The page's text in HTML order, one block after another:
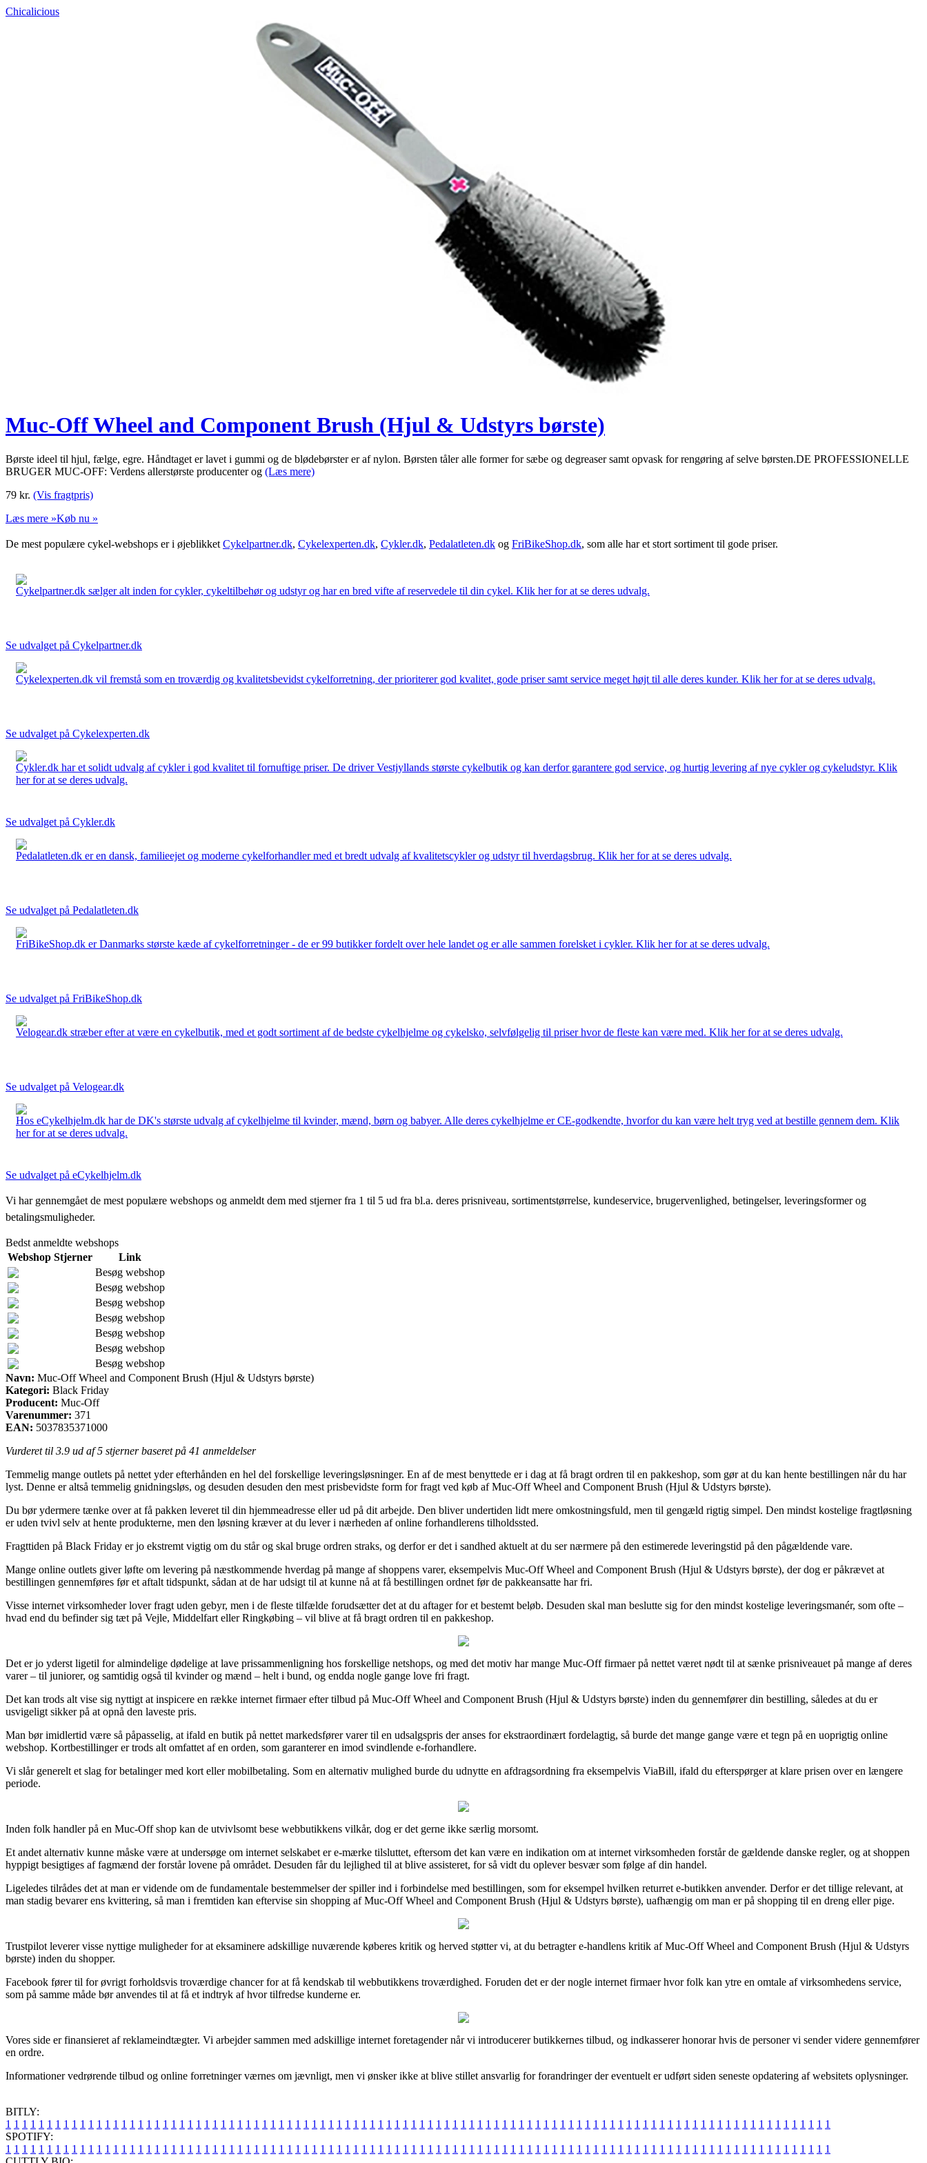
Chicalicious
Muc-Off Wheel and Component Brush (Hjul & Udstyrs børste)
Børste ideel til hjul, fælge, egre. Håndtaget er lavet i gummi og de blødebørster er af nylon. Børsten tåler alle former for sæbe og degreaser samt opvask for rengøring af selve børsten.DE PROFESSIONELLE
BRUGER MUC-OFF: Verdens allerstørste producenter og (Læs mere)
79 kr. (Vis fragtpris)
Læs mere »Køb nu »
De mest populære cykel-webshops er i øjeblikket Cykelpartner.dk, Cykelexperten.dk, Cykler.dk, Pedalatleten.dk og FriBikeShop.dk, som alle har et stort sortiment til gode priser.
Cykelpartner.dk sælger alt inden for cykler, cykeltilbehør og udstyr og har en bred vifte af reservedele til din cykel. Klik her for at se deres udvalg.
Se udvalget på Cykelpartner.dk
Cykelexperten.dk vil fremstå som en troværdig og kvalitetsbevidst cykelforretning, der prioriterer god kvalitet, gode priser samt service meget højt til alle deres kunder. Klik her for at se deres udvalg.
Se udvalget på Cykelexperten.dk
Cykler.dk har et solidt udvalg af cykler i god kvalitet til fornuftige priser. De driver Vestjyllands største cykelbutik og kan derfor garantere god service, og hurtig levering af nye cykler og cykeludstyr. Klik
her for at se deres udvalg.
Se udvalget på Cykler.dk
Pedalatleten.dk er en dansk, familieejet og moderne cykelforhandler med et bredt udvalg af kvalitetscykler og udstyr til hverdagsbrug. Klik her for at se deres udvalg.
Se udvalget på Pedalatleten.dk
FriBikeShop.dk er Danmarks største kæde af cykelforretninger - de er 99 butikker fordelt over hele landet og er alle sammen forelsket i cykler. Klik her for at se deres udvalg.
Se udvalget på FriBikeShop.dk
Velogear.dk stræber efter at være en cykelbutik, med et godt sortiment af de bedste cykelhjelme og cykelsko, selvfølgelig til priser hvor de fleste kan være med. Klik her for at se deres udvalg.
Se udvalget på Velogear.dk
Hos eCykelhjelm.dk har de DK's største udvalg af cykelhjelme til kvinder, mænd, børn og babyer. Alle deres cykelhjelme er CE-godkendte, hvorfor du kan være helt tryg ved at bestille gennem dem. Klik
her for at se deres udvalg.
Se udvalget på eCykelhjelm.dk
Vi har gennemgået de mest populære webshops og anmeldt dem med stjerner fra 1 til 5 ud fra bl.a. deres prisniveau, sortimentstørrelse, kundeservice, brugervenlighed, betingelser, leveringsformer og
betalingsmuligheder.
Bedst anmeldte webshops
Webshop Stjerner
Link
Besøg webshop
Besøg webshop
Besøg webshop
Besøg webshop
Besøg webshop
Besøg webshop
Besøg webshop
Navn: Muc-Off Wheel and Component Brush (Hjul & Udstyrs børste)
Kategori: Black Friday
Producent: Muc-Off
Varenummer: 371
EAN: 5037835371000
Vurderet til 3.9 ud af 5 stjerner baseret på 41 anmeldelser
Temmelig mange outlets på nettet yder efterhånden en hel del forskellige leveringsløsninger. En af de mest benyttede er i dag at få bragt ordren til en pakkeshop, som gør at du kan hente bestillingen når du har
lyst. Denne er altså temmelig gnidningsløs, og desuden desuden den mest prisbevidste form for fragt ved køb af Muc-Off Wheel and Component Brush (Hjul & Udstyrs børste).
Du bør ydermere tænke over at få pakken leveret til din hjemmeadresse eller ud på dit arbejde. Den bliver undertiden lidt mere omkostningsfuld, men til gengæld rigtig simpel. Den mindst kostelige fragtløsning
er uden tvivl selv at hente produkterne, men den løsning kræver at du lever i nærheden af online forhandlerens tilholdssted.
Fragttiden på Black Friday er jo ekstremt vigtig om du står og skal bruge ordren straks, og derfor er det i sandhed aktuelt at du ser nærmere på den estimerede leveringstid på den pågældende vare.
Mange online outlets giver løfte om levering på næstkommende hverdag på mange af shoppens varer, eksempelvis Muc-Off Wheel and Component Brush (Hjul & Udstyrs børste), der dog er påkrævet at
bestillingen gennemføres før et aftalt tidspunkt, sådan at de har udsigt til at kunne nå at få bestillingen ordnet før de pakkeansatte har fri.
Visse internet virksomheder lover fragt uden gebyr, men i de fleste tilfælde forudsætter det at du aftager for et bestemt beløb. Desuden skal man beslutte sig for den mindst kostelige leveringsmanér, som ofte –
hvad end du befinder sig tæt på Vejle, Middelfart eller Ringkøbing – vil blive at få bragt ordren til en pakkeshop.
Det er jo yderst ligetil for almindelige dødelige at lave prissammenligning hos forskellige netshops, og med det motiv har mange Muc-Off firmaer på nettet været nødt til at sænke prisniveauet på mange af deres
varer – til juniorer, og samtidig også til kvinder og mænd – helt i bund, og endda nogle gange love fri fragt.
Det kan trods alt vise sig nyttigt at inspicere en række internet firmaer efter tilbud på Muc-Off Wheel and Component Brush (Hjul & Udstyrs børste) inden du gennemfører din bestilling, således at du er
usvigeligt sikker på at opnå den laveste pris.
Man bør imidlertid være så påpasselig, at ifald en butik på nettet markedsfører varer til en udsalgspris der anses for ekstraordinært fordelagtig, så burde det mange gange være et tegn på en uoprigtig online
webshop. Kortbestillinger er trods alt omfattet af en orden, som garanterer en imod svindlende e-forhandlere.
Vi slår generelt et slag for betalinger med kort eller mobilbetaling. Som en alternativ mulighed burde du udnytte en afdragsordning fra eksempelvis ViaBill, ifald du efterspørger at klare prisen over en længere
periode.
Inden folk handler på en Muc-Off shop kan de utvivlsomt bese webbutikkens vilkår, dog er det gerne ikke særlig morsomt.
Et andet alternativ kunne måske være at undersøge om internet selskabet er e-mærke tilsluttet, eftersom det kan være en indikation om at internet virksomheden forstår de gældende danske regler, og at shoppen
hyppigt besigtiges af fagmænd der forstår lovene på området. Desuden får du lejlighed til at blive assisteret, for så vidt du oplever besvær som følge af din handel.
Ligeledes tilrådes det at man er vidende om de fundamentale bestemmelser der spiller ind i forbindelse med bestillingen, som for eksempel hvilken returret e-butikken anvender. Derfor er det tillige relevant, at
man stadig bevarer ens kvittering, så man i fremtiden kan eftervise sin shopping af Muc-Off Wheel and Component Brush (Hjul & Udstyrs børste), uafhængig om man er på shopping til en dreng eller pige.
Trustpilot leverer visse nyttige muligheder for at eksaminere adskillige nuværende køberes kritik og herved støtter vi, at du betragter e-handlens kritik af Muc-Off Wheel and Component Brush (Hjul & Udstyrs
børste) inden du shopper.
Facebook fører til for øvrigt forholdsvis troværdige chancer for at få kendskab til webbutikkens troværdighed. Foruden det er der nogle internet firmaer hvor folk kan ytre en omtale af virksomhedens service,
som på samme måde bør anvendes til at få et indtryk af hvor tilfredse kunderne er.
Vores side er finansieret af reklameindtægter. Vi arbejder sammen med adskillige internet foretagender når vi introducerer butikkernes tilbud, og indkasserer honorar hvis de personer vi sender videre gennemfører
en ordre.
Informationer vedrørende tilbud og online forretninger værnes om jævnligt, men vi ønsker ikke at blive stillet ansvarlig for forandringer der eventuelt er udført siden seneste opdatering af websitets oplysninger.
BITLY:
1 1 1 1 1 1 1 1 1 1 1 1 1 1 1 1 1 1 1 1 1 1 1 1 1 1 1 1 1 1 1 1 1 1 1 1 1 1 1 1 1 1 1 1 1 1 1 1 1 1 1 1 1 1 1 1 1 1 1 1 1 1 1 1 1 1 1 1 1 1 1 1 1 1 1 1 1 1 1 1 1 1 1 1 1 1 1 1 1 1 1 1 1 1 1 1 1 1 1 1
SPOTIFY:
1 1 1 1 1 1 1 1 1 1 1 1 1 1 1 1 1 1 1 1 1 1 1 1 1 1 1 1 1 1 1 1 1 1 1 1 1 1 1 1 1 1 1 1 1 1 1 1 1 1 1 1 1 1 1 1 1 1 1 1 1 1 1 1 1 1 1 1 1 1 1 1 1 1 1 1 1 1 1 1 1 1 1 1 1 1 1 1 1 1 1 1 1 1 1 1 1 1 1 1